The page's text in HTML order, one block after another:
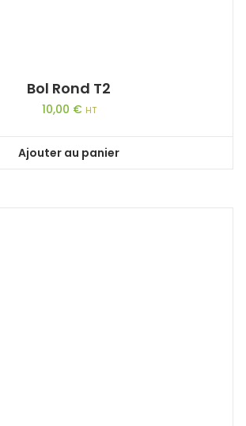
Bol Rond T2
10,00 € HT
Ajouter au panier